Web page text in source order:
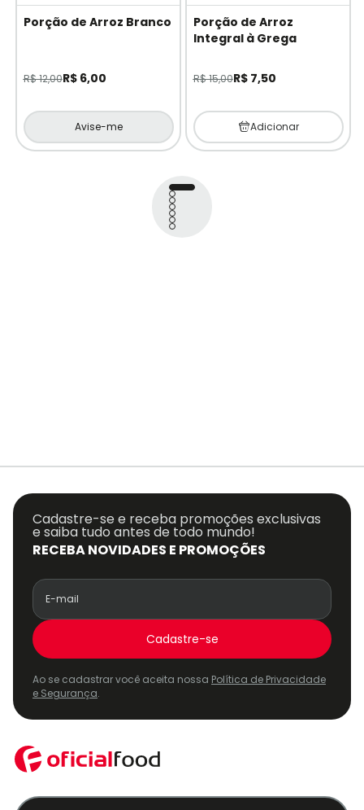
Porção de Arroz Branco
R$ 12,00R$ 6,00
Avise-me
Porção de Arroz
Integral à Grega
R$ 15,00R$ 7,50
Adicionar
RECEBA NOVIDADES E PROMOÇÕES
Cadastre-se e receba promoções exclusivas
e saiba tudo antes de todo mundo!
Cadastre-se
Ao se cadastrar você aceita nossa Política de Privacidade
e Segurança.